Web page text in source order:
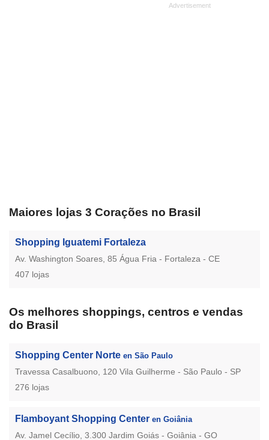
Maiores lojas 3 Corações no Brasil
Shopping Iguatemi Fortaleza
Av. Washington Soares, 85 Água Fria - Fortaleza - CE
407 lojas
Os melhores shoppings, centros e vendas
do Brasil
Shopping Center Norte en São Paulo
Travessa Casalbuono, 120 Vila Guilherme - São Paulo - SP
276 lojas
Flamboyant Shopping Center en Goiânia
Av. Jamel Cecílio, 3.300 Jardim Goiás - Goiânia - GO